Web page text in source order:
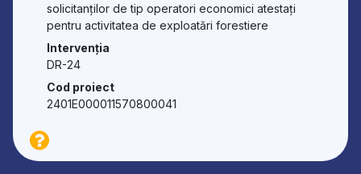
solicitanților de tip operatori economici atestați
pentru activitatea de exploatări forestiere
Intervenția
DR-24
Cod proiect
2401E000011570800041
15.12.2025 10:00
Data deschiderii ofertelor